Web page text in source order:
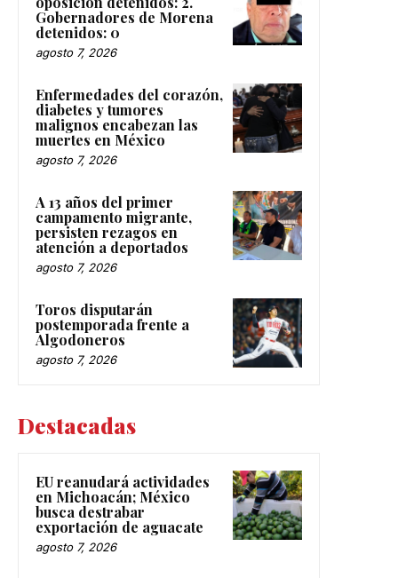
Gobernadores de Morena
detenidos: 0
agosto 7, 2026
Enfermedades del corazón,
diabetes y tumores
malignos encabezan las
muertes en México
agosto 7, 2026
A 13 años del primer
campamento migrante,
persisten rezagos en
atención a deportados
agosto 7, 2026
Toros disputarán
postemporada frente a
Algodoneros
agosto 7, 2026
Destacadas
EU reanudará actividades
en Michoacán; México
busca destrabar
exportación de aguacate
agosto 7, 2026